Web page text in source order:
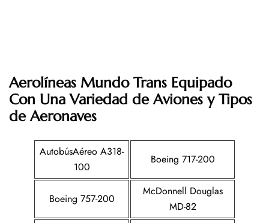
Aerolíneas Mundo Trans Equipado
Con Una Variedad de Aviones y Tipos
de Aeronaves
AutobúsAéreo A318-
100
Boeing 717-200
Boeing 757-200
McDonnell Douglas
MD-82